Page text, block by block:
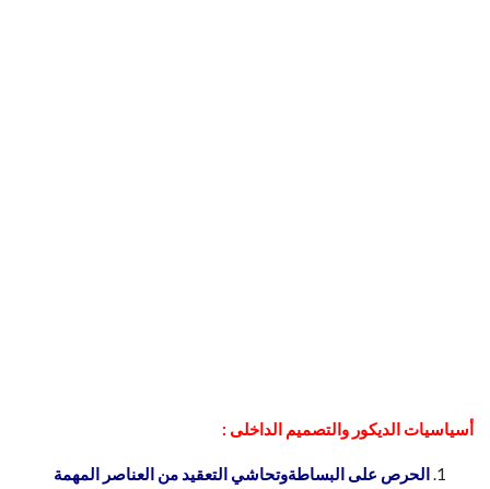
أسياسيات الديكور والتصميم الداخلى :
الحرص على البساطةوتحاشي التعقيد من العناصر المهمة